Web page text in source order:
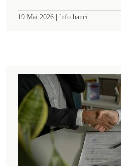
19 Mai 2026 | Info banci